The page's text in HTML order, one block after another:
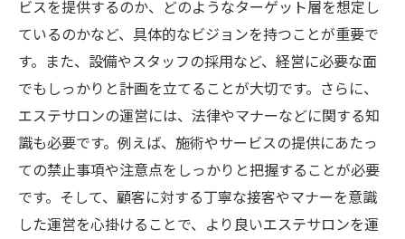
ビスを提供するのか、どのようなターゲット層を想定し
ているのかなど、具体的なビジョンを持つことが重要で
す。また、設備やスタッフの採用など、経営に必要な面
でもしっかりと計画を立てることが大切です。さらに、
エステサロンの運営には、法律やマナーなどに関する知
識も必要です。例えば、施術やサービスの提供にあたっ
ての禁止事項や注意点をしっかりと把握することが必要
です。そして、顧客に対する丁寧な接客やマナーを意識
した運営を心掛けることで、より良いエステサロンを運